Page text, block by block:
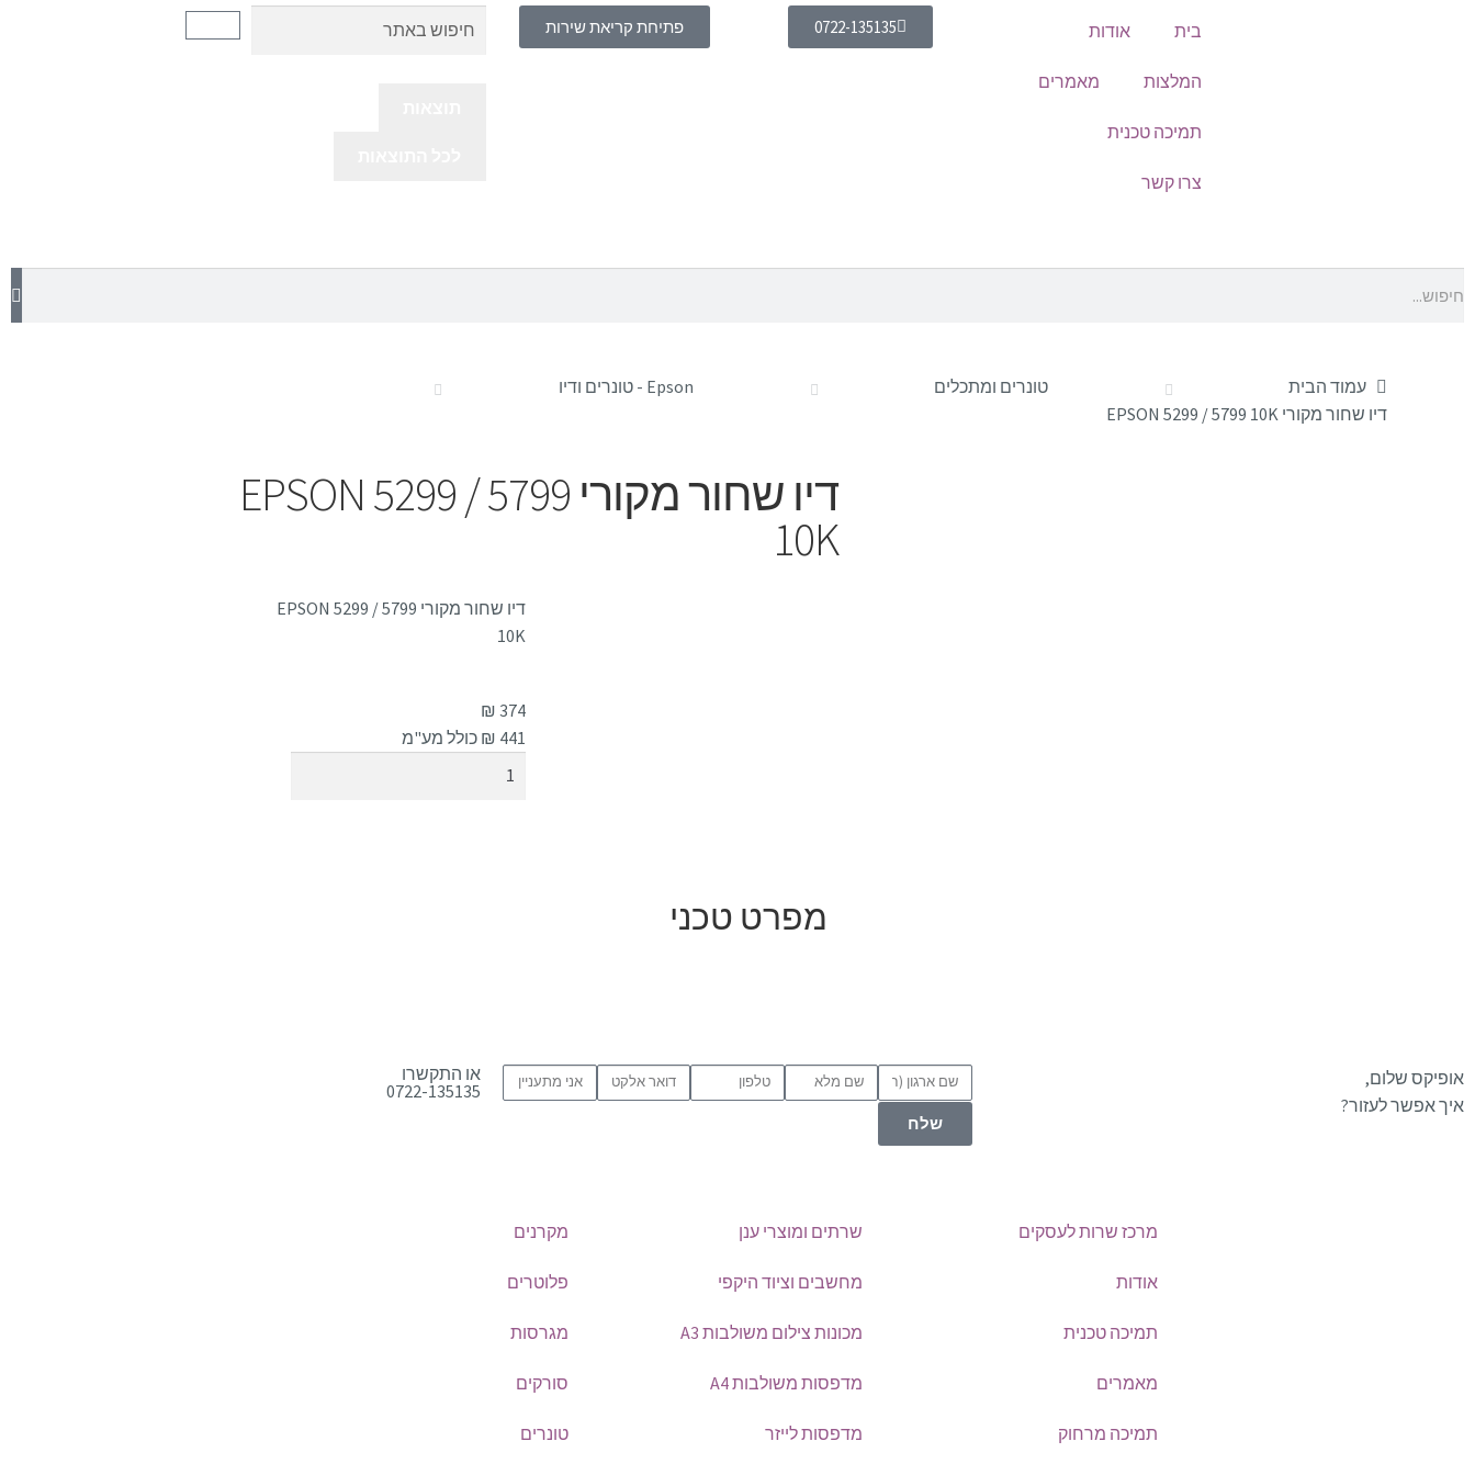
בית אודות
המלצות מאמרים
תמיכה טכנית
צרו קשר
0722-135135 פתיחת קריאת שירות
עמוד הבית טונרים ומתכלים
Epson - טונרים ודיו
דיו שחור מקורי EPSON 5299 / 5799 10K
דיו שחור מקורי EPSON 5299 / 5799
10K
דיו שחור מקורי EPSON 5299 / 5799
10K
374
₪
441 ₪ כולל מע"מ
מפרט טכני
אופיקס שלום,
איך אפשר לעזור?
שלח
או התקשרו
0722-135135
מרכז שרות לעסקים
אודות
תמיכה טכנית
מאמרים
תמיכה מרחוק
שרתים ומוצרי ענן
מחשבים וציוד היקפי
מכונות צילום משולבות A3
מדפסות משולבות A4
מדפסות לייזר
מקרנים
פלוטרים
מגרסות
סורקים
טונרים